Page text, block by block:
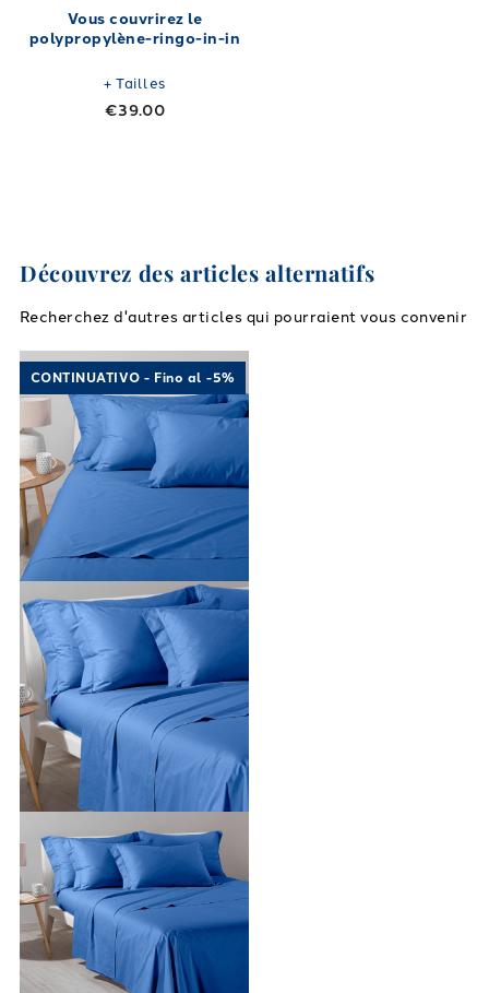
Vous couvrirez le
polypropylène-ringo-in-in
€39.00
+Tailles
Découvrez des articles alternatifs
Recherchez d'autres articles qui pourraient vous convenir
Link to "Feuilles de coton en coton en coton
CONTINUATIVO - Fino al -5%